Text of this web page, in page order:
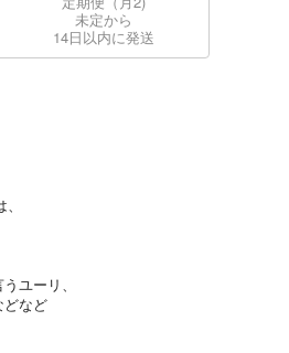
未定から
14日以内に発送
ユーリ、
どなど